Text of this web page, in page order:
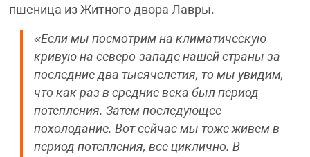
пшеница из Житного двора Лавры.
«Если мы посмотрим на климатическую
кривую на северо-западе нашей страны за
последние два тысячелетия, то мы увидим,
что как раз в средние века был период
потепления. Затем последующее
похолодание. Вот сейчас мы тоже живем в
период потепления, все циклично. В